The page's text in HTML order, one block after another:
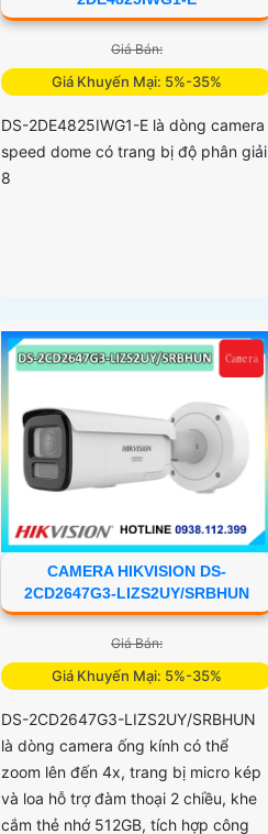
Giá Bán:
Giá Khuyến Mại: 5%-35%
DS-2DE4825IWG1-E là dòng camera
speed dome có trang bị độ phân giải
8
CAMERA HIKVISION DS-
2CD2647G3-LIZS2UY/SRBHUN
Giá Bán:
Giá Khuyến Mại: 5%-35%
DS-2CD2647G3-LIZS2UY/SRBHUN
là dòng camera ống kính có thể
zoom lên đến 4x, trang bị micro kép
và loa hỗ trợ đàm thoại 2 chiều, khe
cắm thẻ nhớ 512GB, tích hợp công